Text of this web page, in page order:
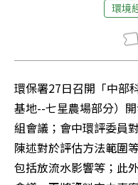
環境
環保署27日召開「中部
基地--七星農場部分）
組會議；會中環評委員
陳述對於評估方法範圍
包括放流水影響等；此